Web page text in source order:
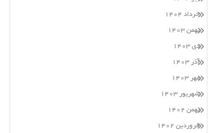
خرداد ۱۴۰۴
بهمن ۱۴۰۳
دی ۱۴۰۳
آذر ۱۴۰۳
مهر ۱۴۰۳
شهریور ۱۴۰۳
بهمن ۱۴۰۲
فروردین ۱۴۰۲